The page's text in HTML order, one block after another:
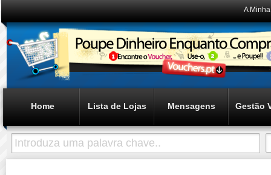
A
Home Lista de Lojas Mensagens Gestão